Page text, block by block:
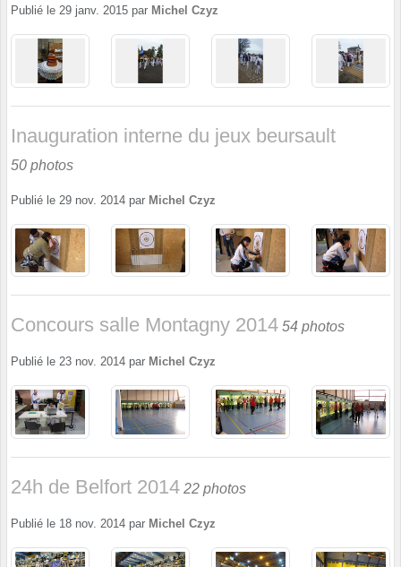
Publié le 29 janv. 2015 par Michel Czyz
Inauguration interne du jeux beursault
50 photos
Publié le 29 nov. 2014 par Michel Czyz
Concours salle Montagny 2014 54 photos
Publié le 23 nov. 2014 par Michel Czyz
24h de Belfort 2014 22 photos
Publié le 18 nov. 2014 par Michel Czyz